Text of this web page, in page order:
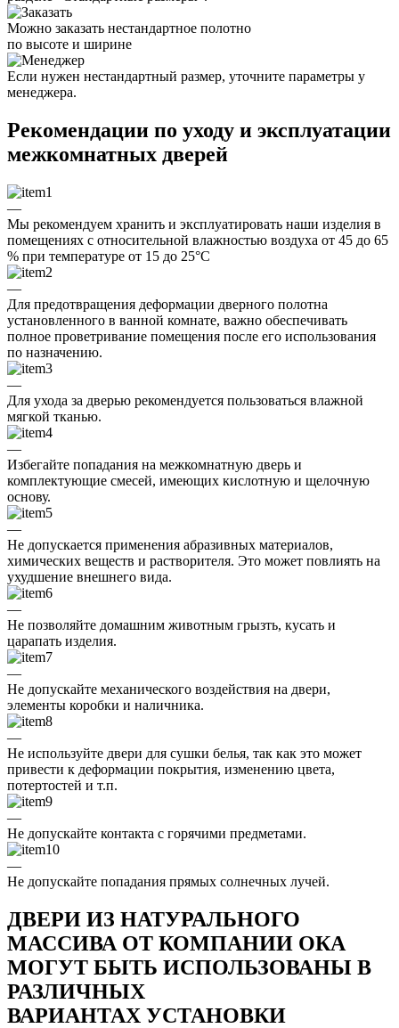
Можно заказать нестандартное полотно
по высоте и ширине
Если нужен нестандартный размер, уточните параметры у
менеджера.
Рекомендации по уходу и эксплуатации
межкомнатных дверей
—
Мы рекомендуем хранить и эксплуатировать наши изделия в
помещениях с относительной влажностью воздуха от 45 до 65
% при температуре от 15 до 25°C
—
Для предотвращения деформации дверного полотна
установленного в ванной комнате, важно обеспечивать
полное проветривание помещения после его использования
по назначению.
—
Для ухода за дверью рекомендуется пользоваться влажной
мягкой тканью.
—
Избегайте попадания на межкомнатную дверь и
комплектующие смесей, имеющих кислотную и щелочную
основу.
—
Не допускается применения абразивных материалов,
химических веществ и растворителя. Это может повлиять на
ухудшение внешнего вида.
—
Не позволяйте домашним животным грызть, кусать и
царапать изделия.
—
Не допускайте механического воздействия на двери,
элементы коробки и наличника.
—
Не используйте двери для сушки белья, так как это может
привести к деформации покрытия, изменению цвета,
потертостей и т.п.
—
Не допускайте контакта с горячими предметами.
—
Не допускайте попадания прямых солнечных лучей.
ДВЕРИ ИЗ НАТУРАЛЬНОГО
МАССИВА ОТ КОМПАНИИ ОКА
МОГУТ БЫТЬ ИСПОЛЬЗОВАНЫ В
РАЗЛИЧНЫХ
ВАРИАНТАХ УСТАНОВКИ